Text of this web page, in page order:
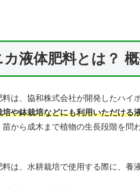
液体肥料とは？
は、協和株式会社が開発したハイ
や鉢栽培などにも利用いただける
から成木まで植物の生長段階を問
は、水耕栽培で使用する際に、養